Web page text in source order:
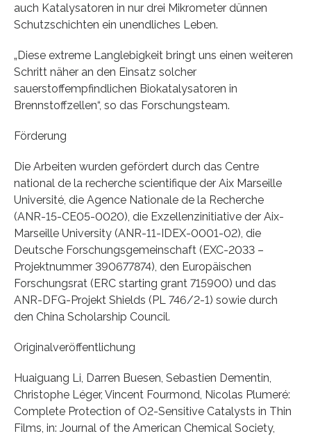
auch Katalysatoren in nur drei Mikrometer dünnen
Schutzschichten ein unendliches Leben.
„Diese extreme Langlebigkeit bringt uns einen weiteren
Schritt näher an den Einsatz solcher
sauerstoffempfindlichen Biokatalysatoren in
Brennstoffzellen“, so das Forschungsteam.
Förderung
Die Arbeiten wurden gefördert durch das Centre
national de la recherche scientifique der Aix Marseille
Université, die Agence Nationale de la Recherche
(ANR-15-CE05-0020), die Exzellenzinitiative der Aix-
Marseille University (ANR-11-IDEX-0001-02), die
Deutsche Forschungsgemeinschaft (EXC-2033 –
Projektnummer 390677874), den Europäischen
Forschungsrat (ERC starting grant 715900) und das
ANR-DFG-Projekt Shields (PL 746/2-1) sowie durch
den China Scholarship Council.
Originalveröffentlichung
Huaiguang Li, Darren Buesen, Sebastien Dementin,
Christophe Léger, Vincent Fourmond, Nicolas Plumeré:
Complete Protection of O2-Sensitive Catalysts in Thin
Films, in: Journal of the American Chemical Society,